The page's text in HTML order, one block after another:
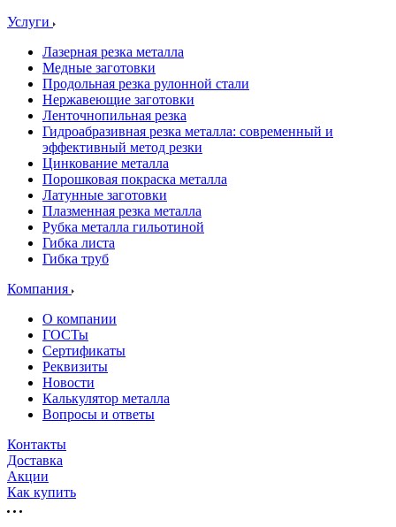
Услуги
Лазерная резка металла
Медные заготовки
Продольная резка рулонной стали
Нержавеющие заготовки
Ленточнопильная резка
Гидроабразивная резка металла: современный и
эффективный метод резки
Цинкование металла
Порошковая покраска металла
Латунные заготовки
Плазменная резка металла
Рубка металла гильотиной
Гибка листа
Гибка труб
Компания
О компании
ГОСТы
Сертификаты
Реквизиты
Новости
Калькулятор металла
Вопросы и ответы
Контакты
Доставка
Акции
Как купить